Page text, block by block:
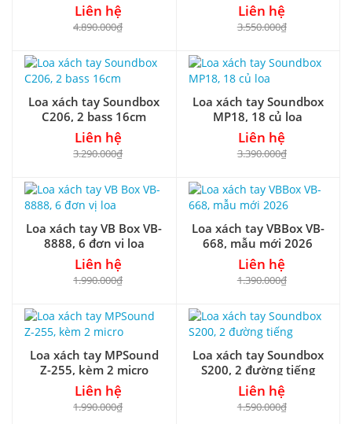
Liên hệ
4.890.000₫
Liên hệ
3.550.000₫
Loa xách tay Soundbox
C206, 2 bass 16cm
Liên hệ
3.290.000₫
Loa xách tay Soundbox
MP18, 18 củ loa
Liên hệ
3.390.000₫
Loa xách tay VB Box VB-
8888, 6 đơn vị loa
Liên hệ
1.990.000₫
Loa xách tay VBBox VB-
668, mẫu mới 2026
Liên hệ
1.390.000₫
Loa xách tay MPSound
Z-255, kèm 2 micro
Liên hệ
1.990.000₫
Loa xách tay Soundbox
S200, 2 đường tiếng
Liên hệ
1.590.000₫